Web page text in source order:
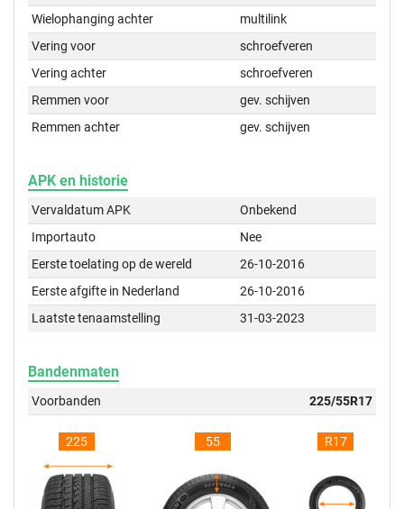
Wielophanging achter
multilink
Vering voor
schroefveren
Vering achter
schroefveren
Remmen voor
gev. schijven
Remmen achter
gev. schijven
APK en historie
Vervaldatum APK
Onbekend
Importauto
Nee
Eerste toelating op de wereld
26-10-2016
Eerste afgifte in Nederland
26-10-2016
Laatste tenaamstelling
31-03-2023
Bandenmaten
Voorbanden 225/55R17
225 55 R17